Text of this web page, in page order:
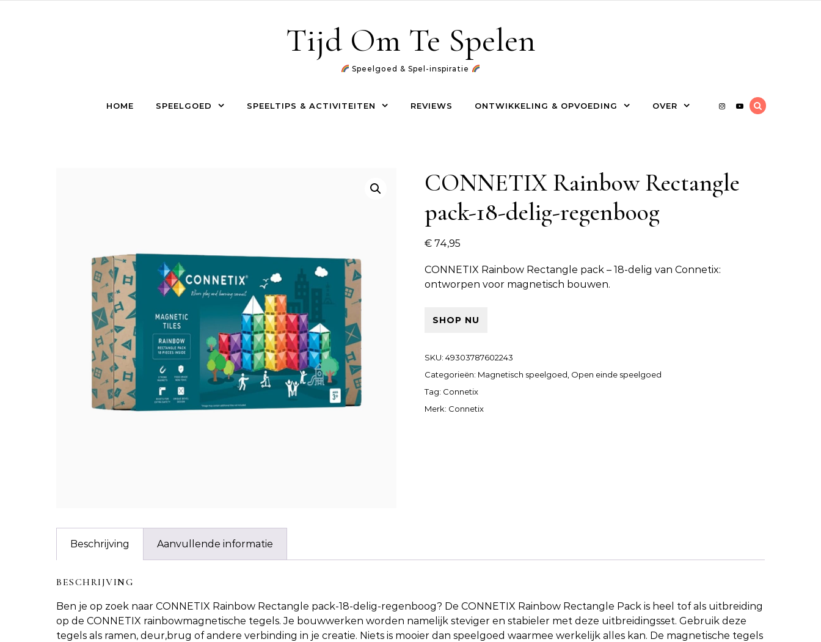
Tijd Om Te Spelen
Speelgoed & Spel-inspiratie
HOME SPEELGOED SPEELTIPS & ACTIVITEITEN REVIEWS ONTWIKKELING & OPVOEDING OVER
CONNETIX Rainbow Rectangle
pack-18-delig-regenboog
€ 74,95
CONNETIX Rainbow Rectangle pack – 18-delig van Connetix:
ontworpen voor magnetisch bouwen.
SHOP NU
SKU:49303787602243
Categorieën: Magnetisch speelgoed Open einde speelgoed
Tag: Connetix
Merk: Connetix
Beschrijving Aanvullende informatie
BESCHRIJVING
Ben je op zoek naar CONNETIX Rainbow Rectangle pack-18-delig-regenboog? De CONNETIX Rainbow Rectangle Pack is heel tof als uitbreiding
op de CONNETIX rainbowmagnetische tegels. Je bouwwerken worden namelijk steviger en stabieler met deze uitbreidingsset. Gebruik deze
tegels als ramen, deur,brug of andere verbinding in je creatie. Niets is mooier dan speelgoed waarmee werkelijk alles kan. De magnetische tegels